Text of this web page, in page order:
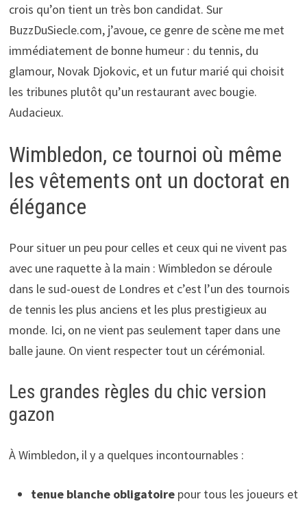
crois qu’on tient un très bon candidat. Sur
BuzzDuSiecle.com, j’avoue, ce genre de scène me met
immédiatement de bonne humeur : du tennis, du
glamour, Novak Djokovic, et un futur marié qui choisit
les tribunes plutôt qu’un restaurant avec bougie.
Audacieux.
Wimbledon, ce tournoi où même
les vêtements ont un doctorat en
élégance
Pour situer un peu pour celles et ceux qui ne vivent pas
avec une raquette à la main : Wimbledon se déroule
dans le sud-ouest de Londres et c’est l’un des tournois
de tennis les plus anciens et les plus prestigieux au
monde. Ici, on ne vient pas seulement taper dans une
balle jaune. On vient respecter tout un cérémonial.
Les grandes règles du chic version
gazon
À Wimbledon, il y a quelques incontournables :
tenue blanche obligatoirepour tous les joueurs et